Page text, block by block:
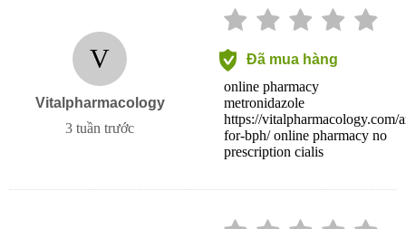
V
Vitalpharmacology
3 tuần trước
Đã mua hàng
online pharmacy
metronidazole
https://vitalpharmacology.com/
for-bph/ online pharmacy no
prescription cialis